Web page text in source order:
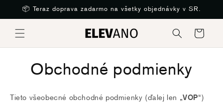
Preskočiť
na obsah
📦 Teraz doprava zadarmo na všetky objednávky v SR.
Košík
Obchodné podmienky
Tieto všeobecné obchodné podmienky (ďalej len „VOP“)